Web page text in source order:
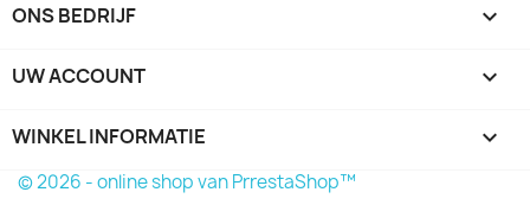
ONS BEDRIJF 
UW ACCOUNT 
WINKEL INFORMATIE keyboard_arrow_down
© 2026 - online shop van PrrestaShop™